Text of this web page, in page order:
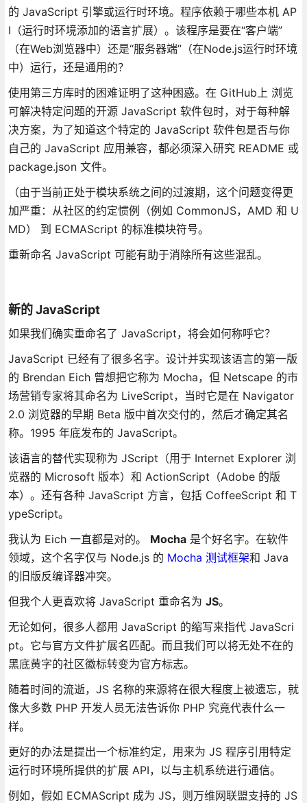
的 JavaScript 引擎或运行时环境。程序依赖于哪些本机 AP
I（运行时环境添加的语言扩展）。该程序是要在“客户端”
（在Web浏览器中）还是“服务器端”（在Node.js运行时环境
中）运行，还是通用的？
使用第三方库时的困难证明了这种困惑。在 GitHub上 浏览
可解决特定问题的开源 JavaScript 软件包时，对于每种解
决方案，为了知道这个特定的 JavaScript 软件包是否与你
自己的 JavaScript 应用兼容，都必须深入研究 README 或
package.json 文件。
（由于当前正处于模块系统之间的过渡期，这个问题变得更
加严重：从社区的约定惯例（例如 CommonJS，AMD 和 U
MD） 到 ECMAScript 的标准模块符号。
重新命名 JavaScript 可能有助于消除所有这些混乱。
新的 JavaScript
如果我们确实重命名了 JavaScript，将会如何称呼它？
JavaScript 已经有了很多名字。设计并实现该语言的第一版
的 Brendan Eich 曾想把它称为 Mocha，但 Netscape 的市
场营销专家将其命名为 LiveScript，当时它是在 Navigator
2.0 浏览器的早期 Beta 版中首次交付的，然后才确定其名
称。1995 年底发布的 JavaScript。
该语言的替代实现称为 JScript（用于 Internet Explorer 浏
览器的 Microsoft 版本）和 ActionScript（Adobe 的版
本）。还有各种 JavaScript 方言，包括 CoffeeScript 和 T
ypeScript。
我认为 Eich 一直都是对的。 Mocha是个好名字。在软件
领域，这个名字仅与 Node.js 的 Mocha 测试框架和 Java
的旧版反编译器冲突。
但我个人更喜欢将 JavaScript 重命名为 JS。
无论如何，很多人都用 JavaScript 的缩写来指代 JavaScri
pt。它与官方文件扩展名匹配。而且我们可以将无处不在的
黑底黄字的社区徽标转变为官方标志。
随着时间的流逝，JS 名称的来源将在很大程度上被遗忘，就
像大多数 PHP 开发人员无法告诉你 PHP 究竟代表什么一
样。
更好的办法是提出一个标准约定，用来为 JS 程序引用特定
运行时环境所提供的扩展 API，以与主机系统进行通信。
例如，假如 ECMAScript 成为 JS，则万维网联盟支持的 JS